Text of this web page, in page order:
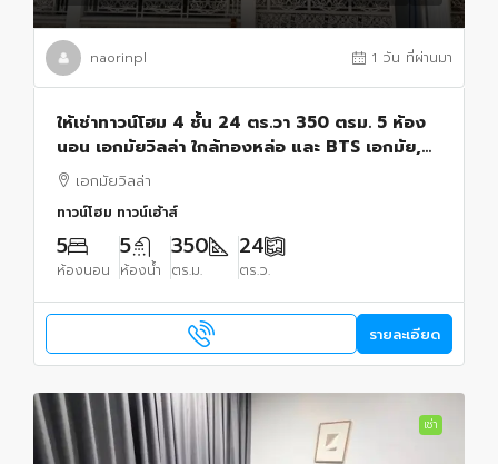
naorinpl 1 วัน ที่ผ่านมา
ให้เช่าทาวน์โฮม 4 ชั้น 24 ตร.วา 350 ตรม. 5 ห้อง
นอน เอกมัยวิลล่า ใกล้ทองหล่อ และ BTS เอกมัย,
โรงพยาบาล กรุงเทพ
เอกมัยวิลล่า
ทาวน์โฮม ทาวน์เฮ้าส์
5
ห้องนอน
5
ห้องน้ำ
350
ตร.ม.
24
ตร.ว.
รายละเอียด
เช่า